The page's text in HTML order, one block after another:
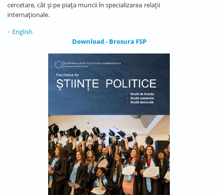
cercetare, cât și pe piața muncii în specializarea relații
internaționale.
English
Download - Brosura FSP